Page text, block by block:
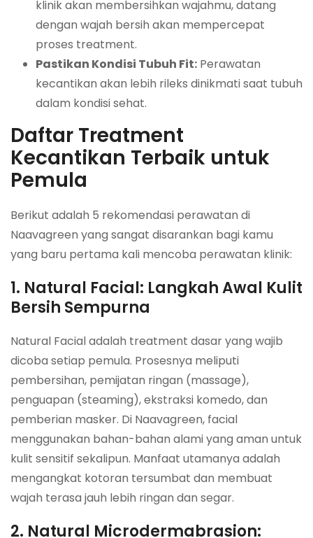
klinik akan membersihkan wajahmu, datang
dengan wajah bersih akan mempercepat
proses treatment.
Pastikan Kondisi Tubuh Fit: Perawatan
kecantikan akan lebih rileks dinikmati saat tubuh
dalam kondisi sehat.
Daftar Treatment
Kecantikan Terbaik untuk
Pemula
Berikut adalah 5 rekomendasi perawatan di
Naavagreen yang sangat disarankan bagi kamu
yang baru pertama kali mencoba perawatan klinik:
1. Natural Facial: Langkah Awal Kulit
Bersih Sempurna
Natural Facial adalah treatment dasar yang wajib
dicoba setiap pemula. Prosesnya meliputi
pembersihan, pemijatan ringan (massage),
penguapan (steaming), ekstraksi komedo, dan
pemberian masker. Di Naavagreen, facial
menggunakan bahan-bahan alami yang aman untuk
kulit sensitif sekalipun. Manfaat utamanya adalah
mengangkat kotoran tersumbat dan membuat
wajah terasa jauh lebih ringan dan segar.
2. Natural Microdermabrasion: